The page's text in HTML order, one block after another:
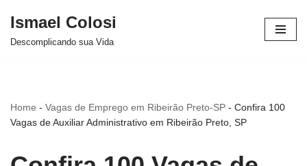
Avançar
Ismael Colosi
Descomplicando sua Vida
Home - Vagas de Emprego em Ribeirão Preto-SP - Confira 100
Vagas de Auxiliar Administrativo em Ribeirão Preto, SP